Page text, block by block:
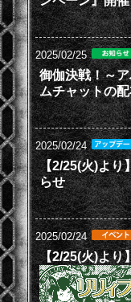
2025/02/25
御伽決戦！～
ムチャットの
2025/02/24
【2/25(火)より
らせ
2025/02/24
【2/25(火)より